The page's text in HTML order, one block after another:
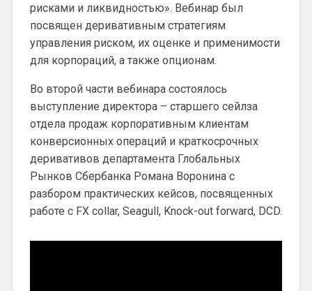
рисками и ликвидностью». Вебинар был
посвящен деривативным стратегиям
управления риском, их оценке и применимости
для корпораций, а также опционам.
Во второй части вебинара состоялось
выступление директора – старшего сейлза
отдела продаж корпоративным клиентам
конверсионных операций и краткосрочных
деривативов департамента Глобальных
Рынков Сбербанка Романа Воронина с
разбором практических кейсов, посвященных
работе с FX collar, Seagull, Knock-out forward, DCD.